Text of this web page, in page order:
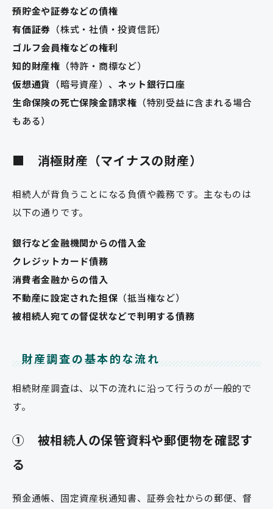
預貯金や証券などの債権
有価証券 （株式・社債・投資信託）
ゴルフ会員権などの権利
知的財産権 （特許・商標など）
仮想通貨 （暗号資産）、 ネット銀行口座
生命保険の死亡保険金請求権 （特別受益に含まれる場合
もある）
■ 消極財産（マイナスの財産）
相続人が背負うことになる負債や義務です。主なものは
以下の通りです。
銀行など金融機関からの借入金
クレジットカード債務
消費者金融からの借入
不動産に設定された担保 （抵当権など）
被相続人宛ての督促状などで判明する債務
財産調査の基本的な流れ
相続財産調査は、以下の流れに沿って行うのが一般的で
す。
① 被相続人の保管資料や郵便物を確認す
る
預金通帳、固定資産税通知書、証券会社からの郵便、督